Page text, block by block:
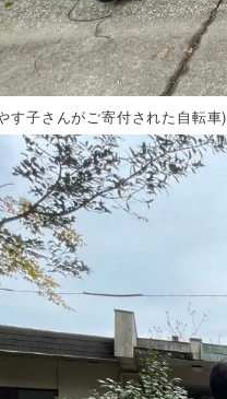
す子さんがご寄付された自転車)